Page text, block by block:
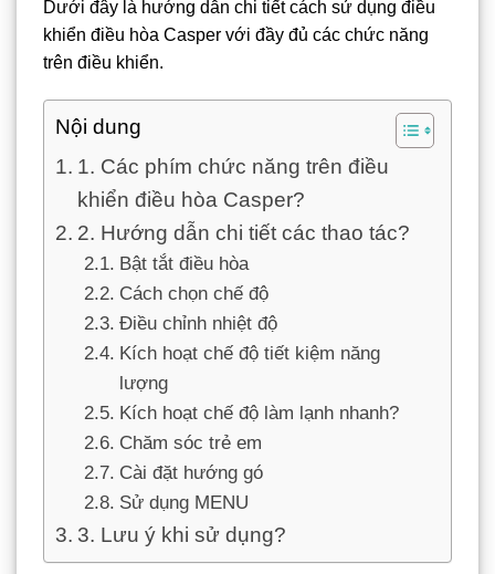
Dưới đây là hướng dẫn chi tiết cách sử dụng điều
khiển điều hòa Casper với đầy đủ các chức năng
trên điều khiển.
Nội dung
1. Các phím chức năng trên điều
khiển điều hòa Casper?
2. Hướng dẫn chi tiết các thao tác?
Bật tắt điều hòa
Cách chọn chế độ
Điều chỉnh nhiệt độ
Kích hoạt chế độ tiết kiệm năng
lượng
Kích hoạt chế độ làm lạnh nhanh?
Chăm sóc trẻ em
Cài đặt hướng gó
Sử dụng MENU
3. Lưu ý khi sử dụng?